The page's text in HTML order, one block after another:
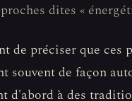
dites «
de préciser que ces
souvent de façon
d'abord à des